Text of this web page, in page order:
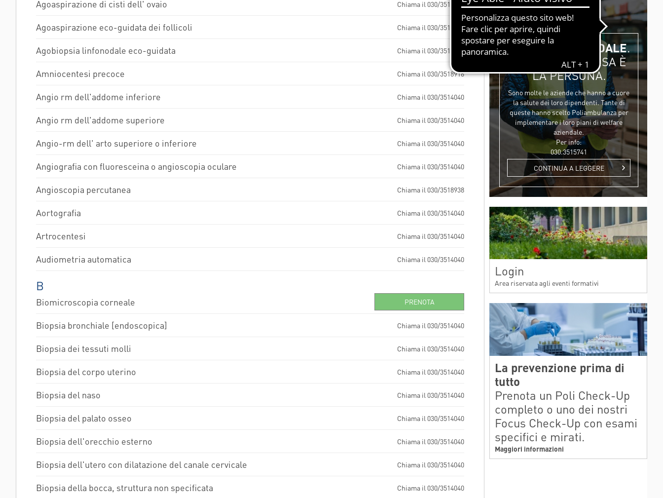
FLAMINIA
RAPHAËL
TESSUTI
HORIZON 2020 - DR-BOB
HORIZON 2020 - HIPGEN
HORIZON 2020 - SPRINT
Agoaspirazione di cisti dell' ovaio Chiama il 030/3518916
Agoaspirazione eco-guidata dei follicoli Chiama il 030/3518916
Agobiopsia linfonodale eco-guidata Chiama il 030/3514040
Amniocentesi precoce Chiama il 030/3518916
Angio rm dell'addome inferiore Chiama il 030/3514040
Angio rm dell'addome superiore Chiama il 030/3514040
Angio-rm dell' arto superiore o inferiore Chiama il 030/3514040
Angiografia con fluoresceina o angioscopia oculare Chiama il 030/3514040
Angioscopia percutanea Chiama il 030/3518938
Aortografia Chiama il 030/3514040
Artrocentesi Chiama il 030/3514040
Audiometria automatica Chiama il 030/3514040
B
Biomicroscopia corneale PRENOTA
Biopsia bronchiale [endoscopica] Chiama il 030/3514040
Biopsia dei tessuti molli Chiama il 030/3514040
Biopsia del corpo uterino Chiama il 030/3514040
Biopsia del naso Chiama il 030/3514040
Biopsia del palato osseo Chiama il 030/3514040
Biopsia dell'orecchio esterno Chiama il 030/3514040
Biopsia dell'utero con dilatazione del canale cervicale Chiama il 030/3514040
Biopsia della bocca, struttura non specificata Chiama il 030/3514040
Mammografia e ecografia mammella
Visita/controllo dermatologico (controllo nei)
con videodermatoscopio
Ecografia addome completo
Visita/controllo cardiologico
Ecografia bilaterale della mammella
Visita urologica
WELFARE AZIENDALE.
LA PRIMA RISORSA È
LA PERSONA.
Sono molte le aziende che hanno a cuore
la salute dei loro dipendenti. Tante di
queste hanno scelto Poliambulanza per
implementare i loro piani di welfare
aziendale.
Per info:
030.3515741
CONTINUA A LEGGERE
Login
Area riservata agli eventi formativi
La prevenzione prima di
tutto
Prenota un Poli Check-Up
completo o uno dei nostri
Focus Check-Up con esami
specifici e mirati.
Maggiori informazioni